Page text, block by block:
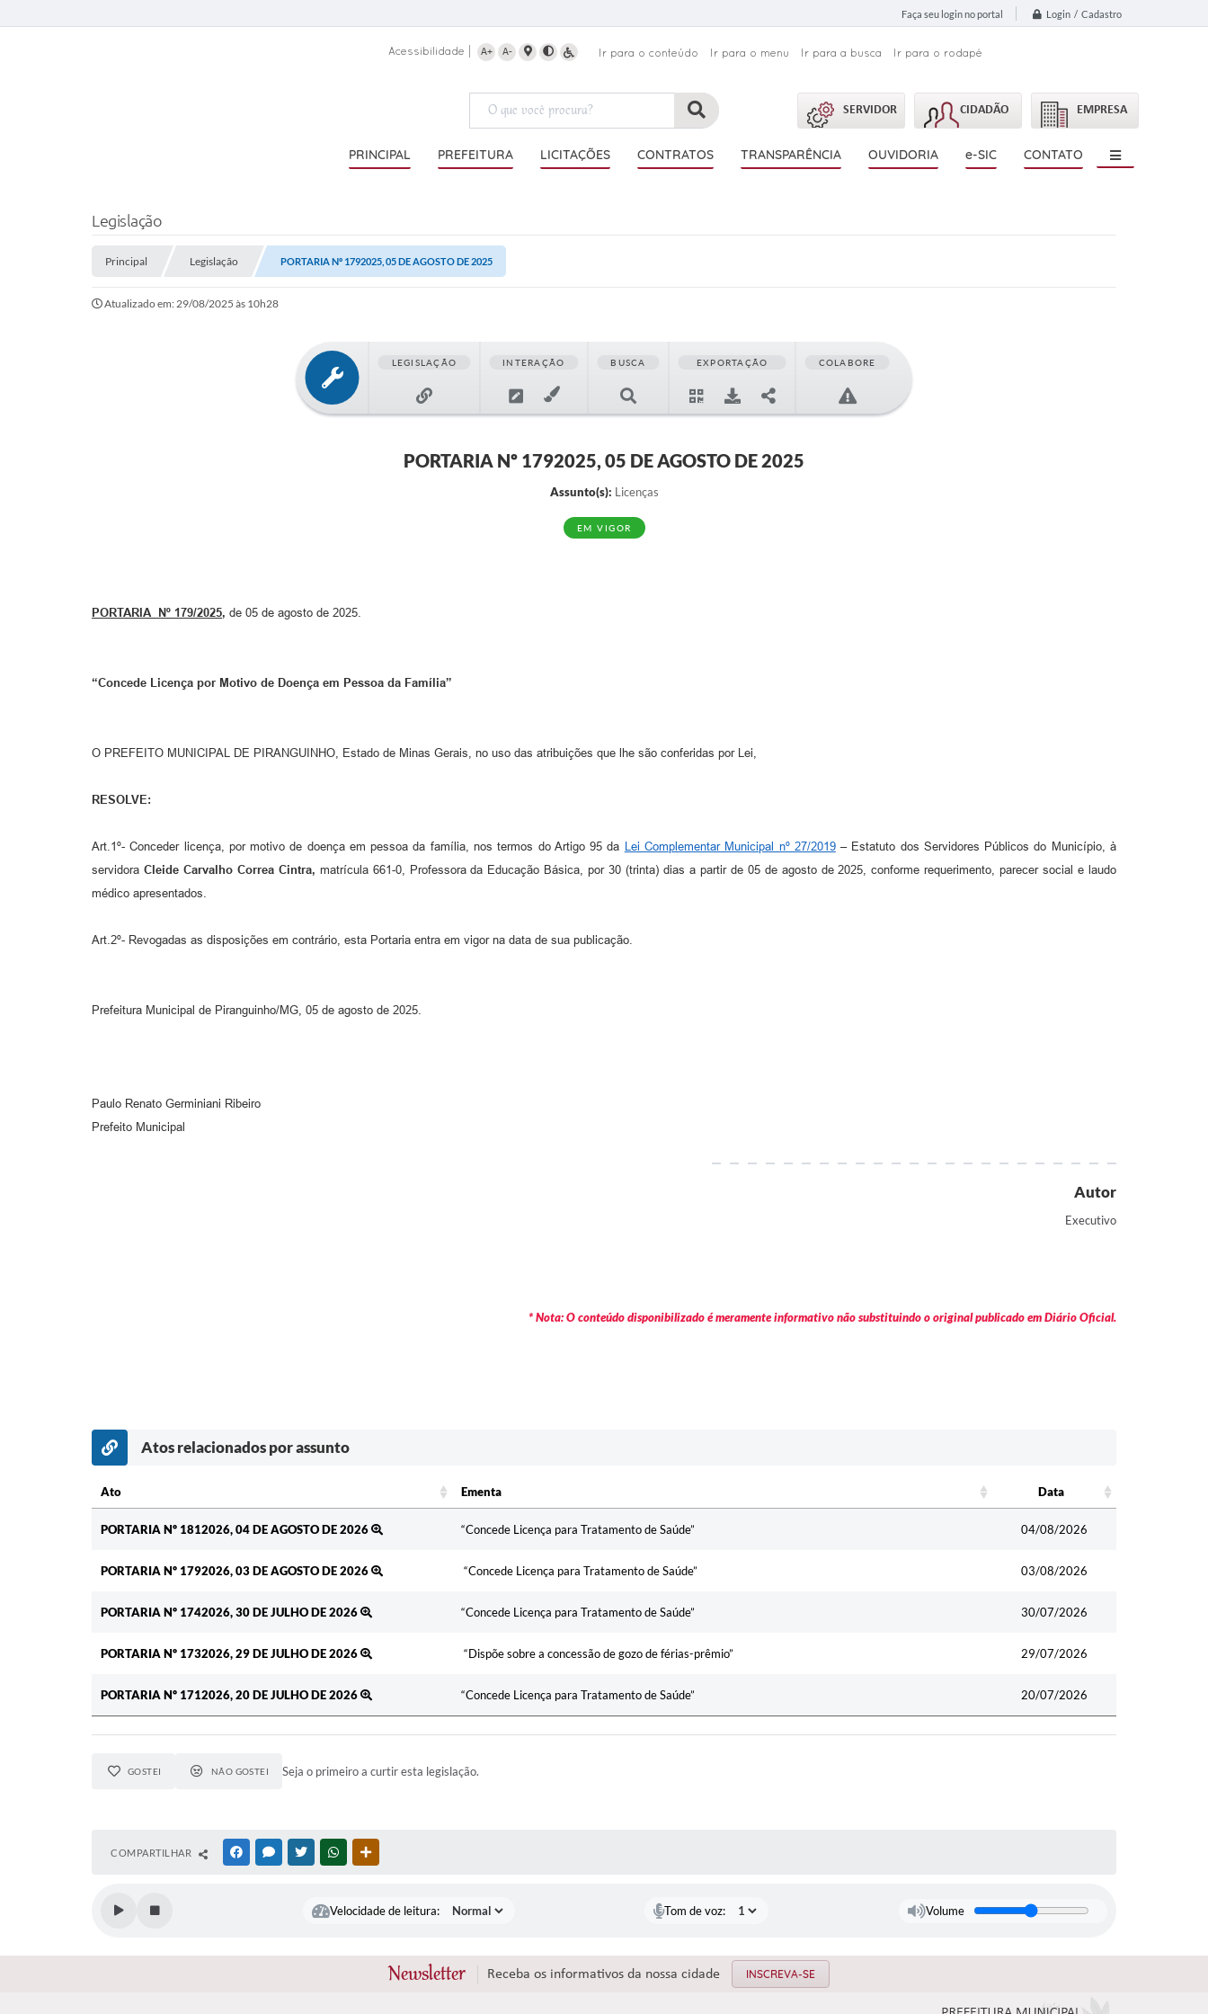
Faça seu login no portal Login / Cadastro
Acessibilidade A+ A- Ir para o conteúdo Ir para o menu Ir para a busca Ir para o rodapé
SERVIDOR CIDADÃO EMPRESA
PRINCIPAL PREFEITURA LICITAÇÕES CONTRATOS TRANSPARÊNCIA OUVIDORIA e-SIC CONTATO
Legislação
Principal Legislação PORTARIA Nº 1792025, 05 DE AGOSTO DE 2025
Atualizado em: 29/08/2025 às 10h28
LEGISLAÇÃO INTERAÇÃO BUSCA EXPORTAÇÃO COLABORE
PORTARIA Nº 1792025, 05 DE AGOSTO DE 2025
Assunto(s): Licenças
EM VIGOR
PORTARIA Nº 179/2025, de 05 de agosto de 2025.
“Concede Licença por Motivo de Doença em Pessoa da Família”
O PREFEITO MUNICIPAL DE PIRANGUINHO, Estado de Minas Gerais, no uso das atribuições que lhe são conferidas por Lei,
RESOLVE:
Art.1º- Conceder licença, por motivo de doença em pessoa da família, nos termos do Artigo 95 da Lei Complementar Municipal nº 27/2019– Estatuto dos Servidores Públicos do Município, à
servidora Cleide Carvalho Correa Cintra, matrícula 661-0, Professora da Educação Básica, por 30 (trinta) dias a partir de 05 de agosto de 2025, conforme requerimento, parecer social e laudo
médico apresentados.
Art.2º- Revogadas as disposições em contrário, esta Portaria entra em vigor na data de sua publicação.
Prefeitura Municipal de Piranguinho/MG, 05 de agosto de 2025.
Paulo Renato Germiniani Ribeiro
Prefeito Municipal
Autor
Executivo
* Nota: O conteúdo disponibilizado é meramente informativo não substituindo o original publicado em Diário Oficial.
Atos relacionados por assunto
Ato Ementa
Data
PORTARIA Nº 1812026, 04 DE AGOSTO DE 2026
“Concede Licença para Tratamento de Saúde” 04/08/2026
PORTARIA Nº 1792026, 03 DE AGOSTO DE 2026 “Concede Licença para Tratamento de Saúde” 03/08/2026
PORTARIA Nº 1742026, 30 DE JULHO DE 2026 “Concede Licença para Tratamento de Saúde” 30/07/2026
PORTARIA Nº 1732026, 29 DE JULHO DE 2026 “Dispõe sobre a concessão de gozo de férias-prêmio” 29/07/2026
PORTARIA Nº 1712026, 20 DE JULHO DE 2026 “Concede Licença para Tratamento de Saúde” 20/07/2026
GOSTEI NÃO GOSTEI Seja o primeiro a curtir esta legislação.
COMPARTILHAR FACEBOOKMESSENGER
TWITTERWHATSAPP
Velocidade de leitura: Tom de voz: Volume
Newsletter Receba os informativos da nossa cidade INSCREVA-SE